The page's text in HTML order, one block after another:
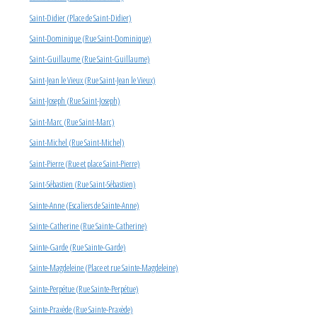
Saint-Didier (Place de Saint-Didier)
Saint-Dominique (Rue Saint-Dominique)
Saint-Guillaume (Rue Saint-Guillaume)
Saint-Jean le Vieux (Rue Saint-Jean le Vieux)
Saint-Joseph (Rue Saint-Joseph)
Saint-Marc (Rue Saint-Marc)
Saint-Michel (Rue Saint-Michel)
Saint-Pierre (Rue et place Saint-Pierre)
Saint-Sébastien (Rue Saint-Sébastien)
Sainte-Anne (Escaliers de Sainte-Anne)
Sainte-Catherine (Rue Sainte-Catherine)
Sainte-Garde (Rue Sainte-Garde)
Sainte-Magdeleine (Place et rue Sainte-Magdeleine)
Sainte-Perpétue (Rue Sainte-Perpétue)
Sainte-Praxède (Rue Sainte-Praxède)